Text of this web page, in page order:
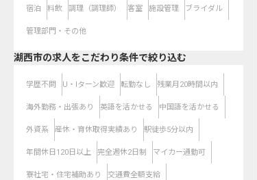
宿泊 料飲 調理（調理師） 客室 施設管理 ブライダル
管理部門・その他
湖西市の求人をこだわり条件で絞り込む
学歴不問 U・Iターン歓迎 転勤なし 残業月20時間以内
海外勤務・出張あり 英語を活かせる 中国語を活かせる
外資系 産休・育休取得実績あり 駅徒歩5分以内
年間休日120日以上 完全週休2日制 マイカー通勤可
寮社宅・住宅補助あり 交通費全額支給